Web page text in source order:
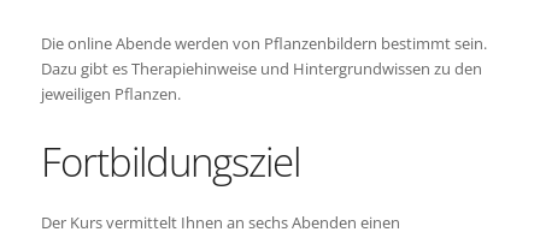
Die online Abende werden von Pflanzenbildern bestimmt sein.
Dazu gibt es Therapiehinweise und Hintergrundwissen zu den
jeweiligen Pflanzen.
Fortbildungsziel
Der Kurs vermittelt Ihnen an sechs Abenden einen